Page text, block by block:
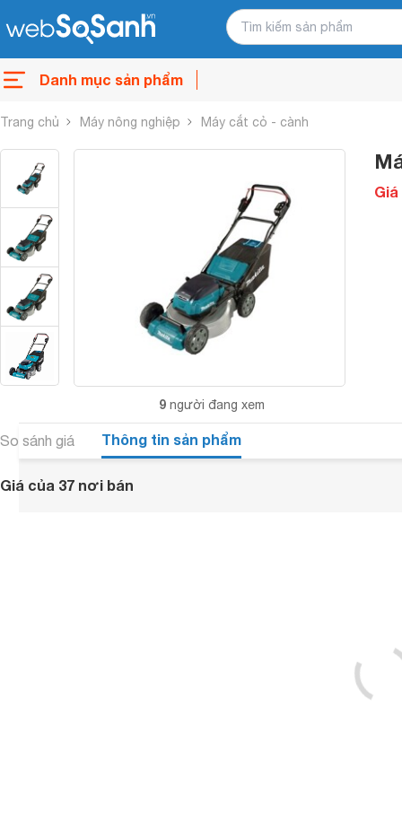
Danh mục sản phẩm
Trang chủ Máy nông nghiệp Máy cắt cỏ - cành
9 người đang xem
Giá
So sánh giá Thông tin sản phẩm
Giá của 37 nơi bán